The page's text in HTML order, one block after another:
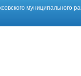
муниципального